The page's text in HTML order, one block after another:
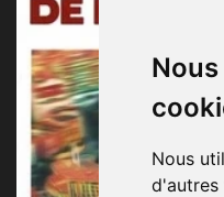
Nous
d'autres